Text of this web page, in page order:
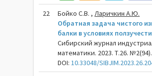
22 Бойко С.В. ,Ларичкин А.Ю.
Обратная задача чистого
балки в условиях ползучести
Сибирский журнал
математики. 2023. Т.26.
DOI:10.33048/